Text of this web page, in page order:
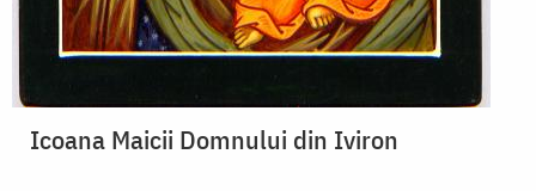
Icoana Maicii Domnului din Iviron